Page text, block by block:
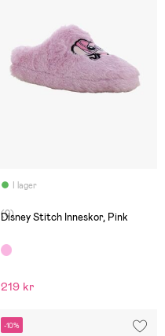
I lager
(0)
Disney Stitch Inneskor, Pink
219 kr
-10%